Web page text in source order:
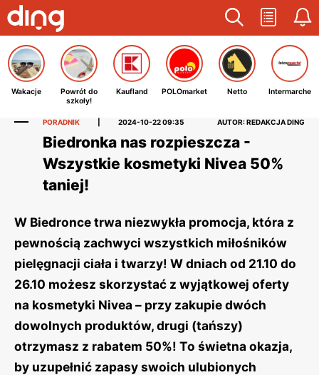
Wakacje
Powrót do
szkoły!
Kaufland POLOmarket Netto Intermarche
PORADNIK 2024-10-22 09:35 AUTOR: REDAKCJA DING
Biedronka nas rozpieszcza -
Wszystkie kosmetyki Nivea 50%
taniej!
W Biedronce trwa niezwykła promocja, która z
pewnością zachwyci wszystkich miłośników
pielęgnacji ciała i twarzy! W dniach od 21.10 do
26.10 możesz skorzystać z wyjątkowej oferty
na kosmetyki Nivea – przy zakupie dwóch
dowolnych produktów, drugi (tańszy)
otrzymasz z rabatem 50%! To świetna okazja,
by uzupełnić zapasy swoich ulubionych